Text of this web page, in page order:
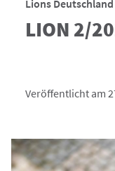
Lions Deutschland
LION 2/
Veröffentlicht am